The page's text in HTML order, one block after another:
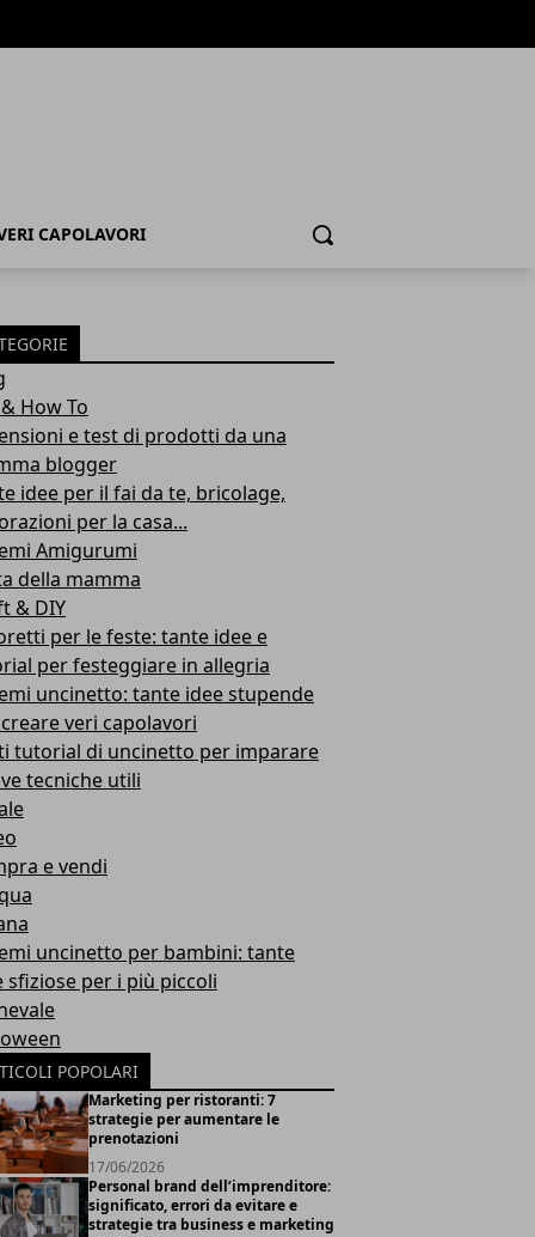
CAPOLAVORI Cerca
How To
e test di prodotti da una
blogger
idee per il fai da te, bricolage,
per la casa...
Amigurumi
della mamma
& DIY
per le feste: tante idee e
per festeggiare in allegria
uncinetto: tante idee stupende
veri capolavori
tutorial di uncinetto per imparare
tecniche utili
e vendi
uncinetto per bambini: tante
sfiziose per i più piccoli
POPOLARI
Marketing per ristoranti: 7
strategie per aumentare le
prenotazioni
17/06/2026
Personal brand dell’imprenditore:
significato, errori da evitare e
strategie tra business e marketing